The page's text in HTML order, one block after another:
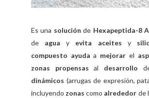
Es una solución de Hexapeptida-8
de agua y evita aceites y
compuesto ayuda a mejorar el
zonas propensasal desarrollo
dinámicos (arrugas de expresión,
incluyendo zonas como alrededor de